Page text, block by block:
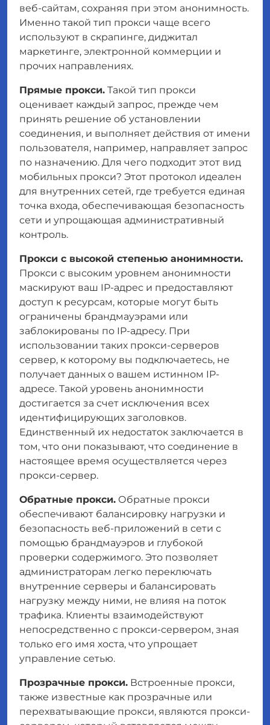
веб-сайтам, сохраняя при этом анонимность.
Именно такой тип прокси чаще всего
используют в скрапинге, диджитал
маркетинге, электронной коммерции и
прочих направлениях.
Прямые прокси. Такой тип прокси
оценивает каждый запрос, прежде чем
принять решение об установлении
соединения, и выполняет действия от имени
пользователя, например, направляет запрос
по назначению. Для чего подходит этот вид
мобильных прокси? Этот протокол идеален
для внутренних сетей, где требуется единая
точка входа, обеспечивающая безопасность
сети и упрощающая административный
контроль.
Прокси с высокой степенью анонимности.
Прокси с высоким уровнем анонимности
маскируют ваш IP-адрес и предоставляют
доступ к ресурсам, которые могут быть
ограничены брандмауэрами или
заблокированы по IP-адресу. При
использовании таких прокси-серверов
сервер, к которому вы подключаетесь, не
получает данных о вашем истинном IP-
адресе. Такой уровень анонимности
достигается за счет исключения всех
идентифицирующих заголовков.
Единственный их недостаток заключается в
том, что они показывают, что соединение в
настоящее время осуществляется через
прокси-сервер.
Обратные прокси. Обратные прокси
обеспечивают балансировку нагрузки и
безопасность веб-приложений в сети с
помощью брандмауэров и глубокой
проверки содержимого. Это позволяет
администраторам легко переключать
внутренние серверы и балансировать
нагрузку между ними, не влияя на поток
трафика. Клиенты взаимодействуют
непосредственно с прокси-сервером, зная
только его имя хоста, что упрощает
управление сетью.
Прозрачные прокси. Встроенные прокси,
также известные как прозрачные или
перехватывающие прокси, являются прокси-